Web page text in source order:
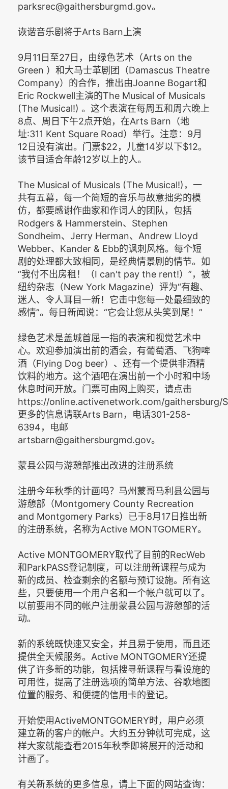
parksrec@gaithersburgmd.gov。
诙谐音乐剧将于Arts Barn上演
9月11日至27日，由绿色艺术（Arts on the
Green ）和大马士革剧团（Damascus Theatre
Company）的合作，推出由Joanne Bogart和
Eric Rockwell主演的The Musical of Musicals
(The Musical!) 。这个表演在每周五和周六晚上
8点、周日下午2点开始，在Arts Barn（地
址:311 Kent Square Road）举行。注意：9月
12日没有演出。门票$22，儿童14岁以下$12。
该节目适合年龄12岁以上的人。
The Musical of Musicals (The Musical!)，一
共有五幕，每一个简短的音乐与故意拙劣的模
仿，都要感谢作曲家和作词人的团队，包括
Rodgers & Hammerstein、Stephen
Sondheim、Jerry Herman、Andrew Lloyd
Webber、Kander & Ebb的讽刺风格。每个短
剧的处理都大致相同，是经典情景剧的情节。如
“我付不出房租！（I can't pay the rent!）”，被
纽约杂志（New York Magazine）评为“有趣、
迷人、令人耳目一新！它击中您每一处最细致的
感情”。每日新闻说：“它会让您从头笑到尾！”
绿色艺术是盖城首屈一指的表演和视觉艺术中
心。欢迎参加演出前的酒会，有葡萄酒、飞狗啤
酒（Flying Dog beer）、还有一个提供非酒精
饮料的地方。这个酒吧在演出前一个小时和中场
休息时间开放。门票可由网上购买，请点击
https://online.activenetwork.com/gaithersburg/
更多的信息请联Arts Barn，电话301-258-
6394，电邮
artsbarn@gaithersburgmd.gov。
蒙县公园与游憩部推出改进的注册系统
注册今年秋季的计画吗？马州蒙哥马利县公园与
游憩部（Montgomery County Recreation
and Montgomery Parks）已于8月17日推出新
的注册系统，名称为Active MONTGOMERY。
Active MONTGOMERY取代了目前的RecWeb
和ParkPASS登记制度，可以注册新课程与成为
新的成员、检查剩余的名额与预订设施。所有这
些，只要使用一个用户名和一个帐户就可以了。
以前要用不同的帐户注册蒙县公园与游憩部的活
动。
新的系统既快速又安全，并且易于使用，而且还
提供全天候服务。Active MONTGOMERY还提
供了许多新的功能，包括搜寻新课程与看设施的
可用性，提高了注册选项的简单方法、谷歌地图
位置的服务、和便捷的信用卡的登记。
开始使用ActiveMONTGOMERY时，用户必须
建立新的客户的帐户。大约五分钟就可完成，这
样大家就能查看2015年秋季即将展开的活动和
计画了。
有关新系统的更多信息，请上下面的网站查询：